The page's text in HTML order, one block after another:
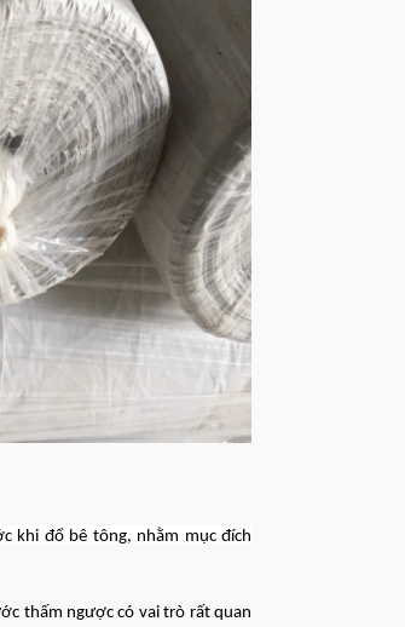
khi đổ bê tông, nhằm mục đích
thấm ngược có vai trò rất quan